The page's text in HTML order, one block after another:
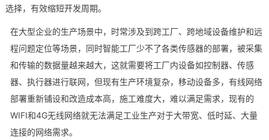
选择，有效缩短开发周期。
在大型企业的生产场景中，时常涉及到跨工厂、 跨地域设备维护和远
程问题定位等场景， 同时智能工厂少不了各类传感器的部署， 被采集
和传输的数据量越来越大， 这就需要将工厂内设备如控制器、传感
器、执行器进行联网，但现有生产环境复杂，移动设备多，有线网络
部署重新铺设和改造成本高，施工难度大，难以满足需求，现有的
WIFI和4G无线网络就无法满足工业生产对于大带宽、低时延、大量
连接的网络需求。